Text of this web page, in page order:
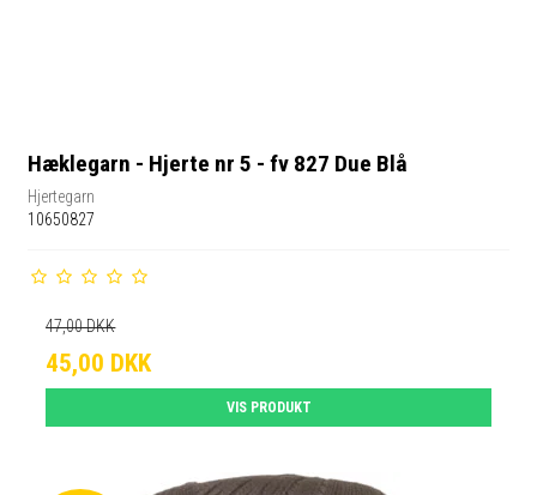
Hæklegarn - Hjerte nr 5 - fv 827 Due Blå
Hjertegarn
10650827
47,00 DKK
45,00 DKK
VIS PRODUKT